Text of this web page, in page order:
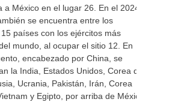
a México en el lugar 26. En el 2024,
se encuentra entre los
países con los ejércitos más
mundo, al ocupar el sitio 12. En
encabezado por China, se
la India, Estados Unidos, Corea del
Ucrania, Pakistán, Irán, Corea
y Egipto, por arriba de México